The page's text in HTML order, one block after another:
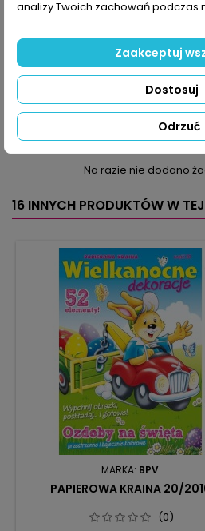
IndeksPK22043
Rok wydania 2022
Na razie nie dodano
16 INNYCH PRODUKTÓW W
MARKA: BPV
PAPIEROWA KRAINA 20/
(0)
analizy Twoich zachowań podczas
Odrzuć
Dostosuj
Zaakceptuj